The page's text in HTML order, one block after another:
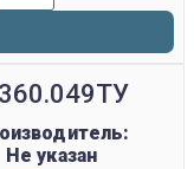
Не указан